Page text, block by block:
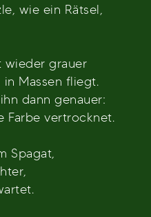
wie ein Rätsel,
wieder grauer
Massen fliegt.
dann genauer:
Farbe vertrocknet.
Spagat,